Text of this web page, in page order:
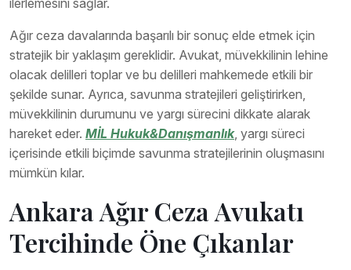
ilerlemesini sağlar.
Ağır ceza davalarında başarılı bir sonuç elde etmek için
stratejik bir yaklaşım gereklidir. Avukat, müvekkilinin lehine
olacak delilleri toplar ve bu delilleri mahkemede etkili bir
şekilde sunar. Ayrıca, savunma stratejileri geliştirirken,
müvekkilinin durumunu ve yargı sürecini dikkate alarak
hareket eder. MİL Hukuk&Danışmanlık, yargı süreci
içerisinde etkili biçimde savunma stratejilerinin oluşmasını
mümkün kılar.
Ankara Ağır Ceza Avukatı
Tercihinde Öne Çıkanlar